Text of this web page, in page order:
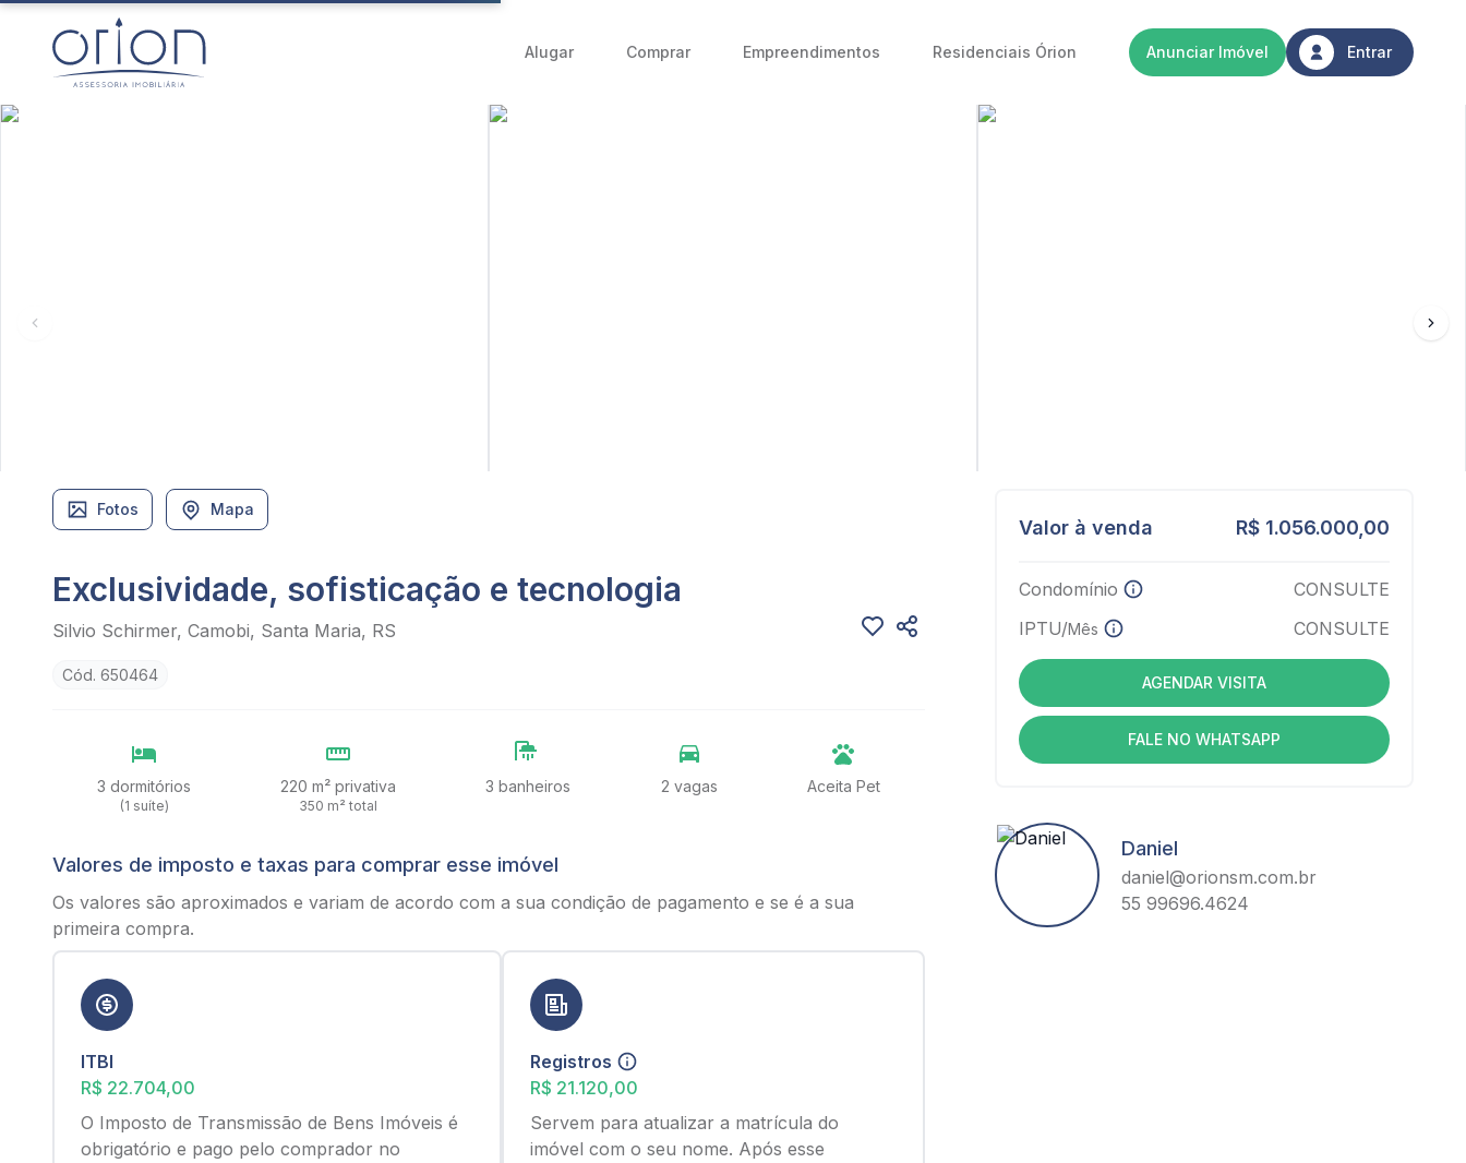
Alugar Comprar Empreendimentos Residenciais Órion Anunciar Imóvel Entrar
Fotos Mapa
Exclusividade, sofisticação e tecnologia
Silvio Schirmer, Camobi, Santa Maria, RS
Cód. 650464
3 dormitórios
(1 suíte)
220 m² privativa
350 m² total
3 banheiros 2 vagas Aceita Pet
Valores de imposto e taxas para comprar esse imóvel
Os valores são aproximados e variam de acordo com a sua condição de pagamento e se é a sua
primeira compra.
ITBI
R$ 22.704,00
O Imposto de Transmissão de Bens Imóveis é
obrigatório e pago pelo comprador no
Registros
R$ 21.120,00
Servem para atualizar a matrícula do
imóvel com o seu nome. Após esse
Valor à venda R$ 1.056.000,00
Condomínio
CONSULTE
IPTU/Mês CONSULTE
AGENDAR VISITA
FALE NO WHATSAPP
Daniel
daniel@orionsm.com.br
55 99696.4624